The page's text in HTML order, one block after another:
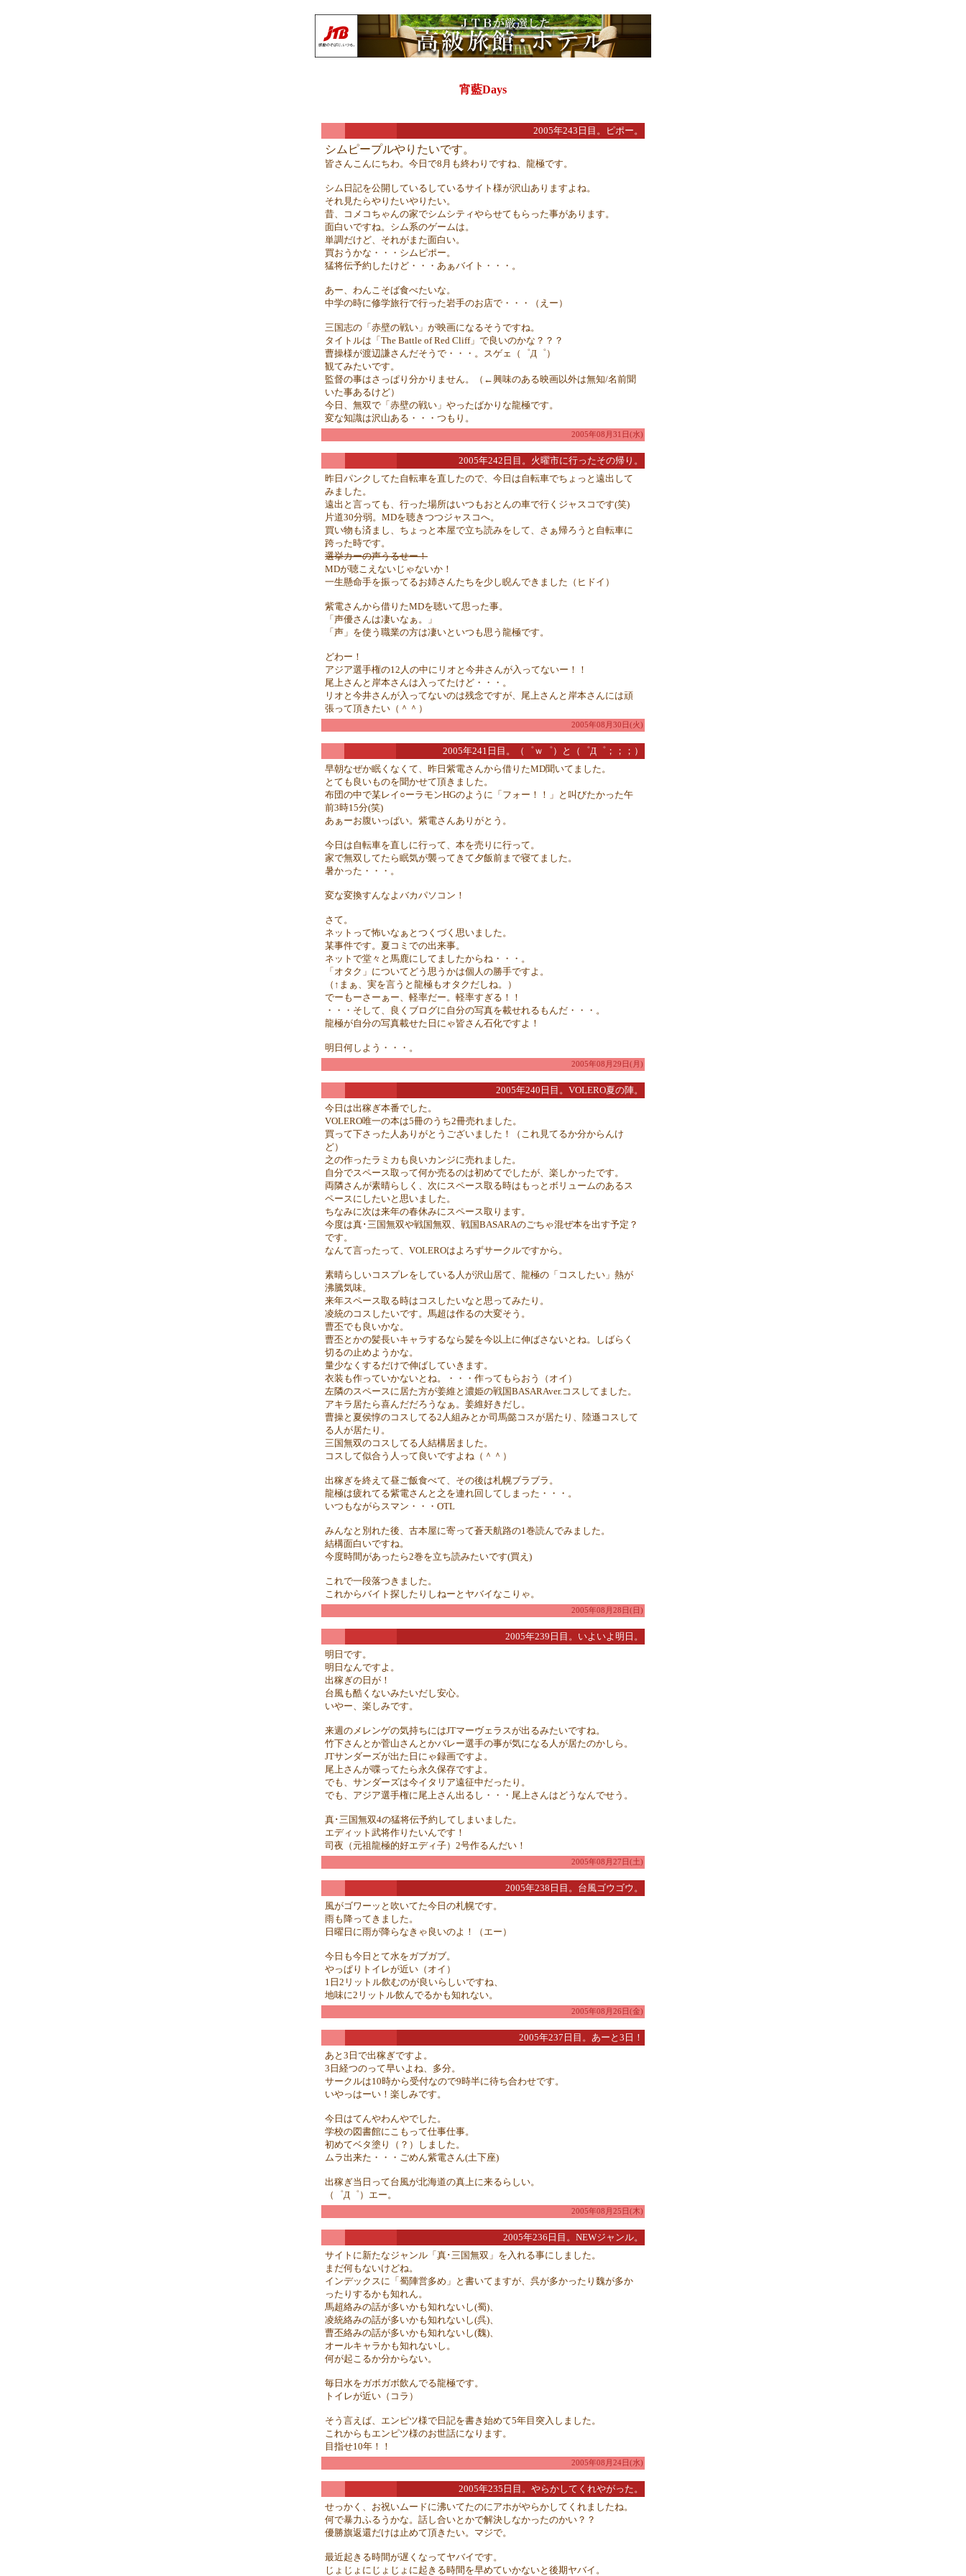
宵藍Days
2005年243日目。ピポー。
シムピープルやりたいです。
皆さんこんにちわ。今日で8月も終わりですね、龍極です。
シム日記を公開しているしているサイト様が沢山ありますよね。
それ見たらやりたいやりたい。
昔、コメコちゃんの家でシムシティやらせてもらった事があります。
面白いですね。シム系のゲームは。
単調だけど、それがまた面白い。
買おうかな・・・シムピポー。
猛将伝予約したけど・・・あぁバイト・・・。
あー、わんこそば食べたいな。
中学の時に修学旅行で行った岩手のお店で・・・（えー）
三国志の「赤壁の戦い」が映画になるそうですね。
タイトルは「The Battle of Red Cliff」で良いのかな？？？
曹操様が渡辺謙さんだそうで・・・。スゲェ（゜Д゜）
観てみたいです。
監督の事はさっぱり分かりません。（←興味のある映画以外は無知/名前聞
いた事あるけど）
今日、無双で「赤壁の戦い」やったばかりな龍極です。
変な知識は沢山ある・・・つもり。
2005年08月31日(水)
2005年242日目。火曜市に行ったその帰り。
昨日パンクしてた自転車を直したので、今日は自転車でちょっと遠出して
みました。
遠出と言っても、行った場所はいつもおとんの車で行くジャスコです(笑)
片道30分弱。MDを聴きつつジャスコへ。
買い物も済まし、ちょっと本屋で立ち読みをして、さぁ帰ろうと自転車に
跨った時です。
選挙カーの声うるせー！
MDが聴こえないじゃないか！
一生懸命手を振ってるお姉さんたちを少し睨んできました（ヒドイ）
紫電さんから借りたMDを聴いて思った事。
「声優さんは凄いなぁ。」
「声」を使う職業の方は凄いといつも思う龍極です。
どわー！
アジア選手権の12人の中にリオと今井さんが入ってないー！！
尾上さんと岸本さんは入ってたけど・・・。
リオと今井さんが入ってないのは残念ですが、尾上さんと岸本さんには頑
張って頂きたい（＾＾）
2005年08月30日(火)
2005年241日目。（゜ｗ゜）と（゜Д゜；；；）
早朝なぜか眠くなくて、昨日紫電さんから借りたMD聞いてました。
とても良いものを聞かせて頂きました。
布団の中で某レイ○ーラモンHGのように「フォー！！」と叫びたかった午
前3時15分(笑)
あぁーお腹いっぱい。紫電さんありがとう。
今日は自転車を直しに行って、本を売りに行って。
家で無双してたら眠気が襲ってきて夕飯前まで寝てました。
暑かった・・・。
変な変換すんなよバカパソコン！
さて。
ネットって怖いなぁとつくづく思いました。
某事件です。夏コミでの出来事。
ネットで堂々と馬鹿にしてましたからね・・・。
「オタク」についてどう思うかは個人の勝手ですよ。
（↑まぁ、実を言うと龍極もオタクだしね。）
でーもーさーぁー、軽率だー。軽率すぎる！！
・・・そして、良くブログに自分の写真を載せれるもんだ・・・。
龍極が自分の写真載せた日にゃ皆さん石化ですよ！
明日何しよう・・・。
2005年08月29日(月)
2005年240日目。VOLERO夏の陣。
今日は出稼ぎ本番でした。
VOLERO唯一の本は5冊のうち2冊売れました。
買って下さった人ありがとうございました！（これ見てるか分からんけ
ど）
之の作ったラミカも良いカンジに売れました。
自分でスペース取って何か売るのは初めてでしたが、楽しかったです。
両隣さんが素晴らしく、次にスペース取る時はもっとボリュームのあるス
ペースにしたいと思いました。
ちなみに次は来年の春休みにスペース取ります。
今度は真･三国無双や戦国無双、戦国BASARAのごちゃ混ぜ本を出す予定？
です。
なんて言ったって、VOLEROはよろずサークルですから。
素晴らしいコスプレをしている人が沢山居て、龍極の「コスしたい」熱が
沸騰気味。
来年スペース取る時はコスしたいなと思ってみたり。
凌統のコスしたいです。馬超は作るの大変そう。
曹丕でも良いかな。
曹丕とかの髪長いキャラするなら髪を今以上に伸ばさないとね。しばらく
切るの止めようかな。
量少なくするだけで伸ばしていきます。
衣装も作っていかないとね。・・・作ってもらおう（オイ）
左隣のスペースに居た方が姜維と濃姫の戦国BASARAver.コスしてました。
アキラ居たら喜んだだろうなぁ。姜維好きだし。
曹操と夏侯惇のコスしてる2人組みとか司馬懿コスが居たり、陸遜コスして
る人が居たり。
三国無双のコスしてる人結構居ました。
コスして似合う人って良いですよね（＾＾）
出稼ぎを終えて昼ご飯食べて、その後は札幌ブラブラ。
龍極は疲れてる紫電さんと之を連れ回してしまった・・・。
いつもながらスマン・・・OTL
みんなと別れた後、古本屋に寄って蒼天航路の1巻読んでみました。
結構面白いですね。
今度時間があったら2巻を立ち読みたいです(買え)
これで一段落つきました。
これからバイト探したりしねーとヤバイなこりゃ。
2005年08月28日(日)
2005年239日目。いよいよ明日。
明日です。
明日なんですよ。
出稼ぎの日が！
台風も酷くないみたいだし安心。
いやー、楽しみです。
来週のメレンゲの気持ちにはJTマーヴェラスが出るみたいですね。
竹下さんとか菅山さんとかバレー選手の事が気になる人が居たのかしら。
JTサンダーズが出た日にゃ録画ですよ。
尾上さんが喋ってたら永久保存ですよ。
でも、サンダーズは今イタリア遠征中だったり。
でも、アジア選手権に尾上さん出るし・・・尾上さんはどうなんでせう。
真･三国無双4の猛将伝予約してしまいました。
エディット武将作りたいんです！
司夜（元祖龍極的好エディ子）2号作るんだい！
2005年08月27日(土)
2005年238日目。台風ゴウゴウ。
風がゴワーッと吹いてた今日の札幌です。
雨も降ってきました。
日曜日に雨が降らなきゃ良いのよ！（エー）
今日も今日とて水をガブガブ。
やっぱりトイレが近い（オイ）
1日2リットル飲むのが良いらしいですね、
地味に2リットル飲んでるかも知れない。
2005年08月26日(金)
2005年237日目。あーと3日！
あと3日で出稼ぎですよ。
3日経つのって早いよね、多分。
サークルは10時から受付なので9時半に待ち合わせです。
いやっはーい！楽しみです。
今日はてんやわんやでした。
学校の図書館にこもって仕事仕事。
初めてベタ塗り（？）しました。
ムラ出来た・・・ごめん紫電さん(土下座)
出稼ぎ当日って台風が北海道の真上に来るらしい。
（゜Д゜）エー。
2005年08月25日(木)
2005年236日目。NEWジャンル。
サイトに新たなジャンル「真･三国無双」を入れる事にしました。
まだ何もないけどね。
インデックスに「蜀陣営多め」と書いてますが、呉が多かったり魏が多か
ったりするかも知れん。
馬超絡みの話が多いかも知れないし(蜀)、
凌統絡みの話が多いかも知れないし(呉)、
曹丕絡みの話が多いかも知れないし(魏)、
オールキャラかも知れないし。
何が起こるか分からない。
毎日水をガボガボ飲んでる龍極です。
トイレが近い（コラ）
そう言えば、エンピツ様で日記を書き始めて5年目突入しました。
これからもエンピツ様のお世話になります。
目指せ10年！！
2005年08月24日(水)
2005年235日目。やらかしてくれやがった。
せっかく、お祝いムードに沸いてたのにアホがやらかしてくれましたね。
何で暴力ふるうかな。話し合いとかで解決しなかったのかい？？
優勝旗返還だけは止めて頂きたい。マジで。
最近起きる時間が遅くなってヤバイです。
じょじょにじょじょに起きる時間を早めていかないと後期ヤバイ。